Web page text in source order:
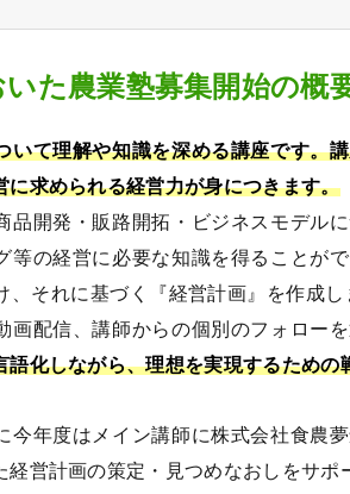
た農業塾募集開始の概
いて理解や知識を深める講座です。
に求められる経営力が身につきます。
品開発・販路開拓・ビジネスモデル
等の経営に必要な知識を得ることが
、それに基づく『経営計画』を作成
画配信、講師からの個別のフォローを
語化しながら、理想を実現するための
今年度はメイン講師に株式会社食農
経営計画の策定・見つめなおしをサポ